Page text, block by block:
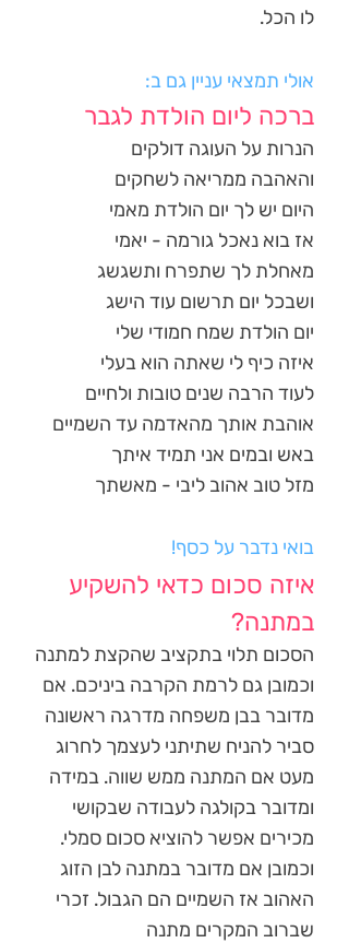
אולי תמצאי עניין גם ב:
ברכה ליום הולדת לגבר
הנרות על העוגה דולקים
והאהבה ממריאה לשחקים
היום יש לך יום הולדת מאמי
אז בוא נאכל גורמה - יאמי
מאחלת לך שתפרח ותשגשג
ושבכל יום תרשום עוד הישג
יום הולדת שמח חמודי שלי
איזה כיף לי שאתה הוא בעלי
לעוד הרבה שנים טובות ולחיים
אוהבת אותך מהאדמה עד השמיים
באש ובמים אני תמיד איתך
מזל טוב אהוב ליבי - מאשתך
בואי נדבר על כסף!
איזה סכום כדאי להשקיע
במתנה?
הסכום תלוי בתקציב שהקצת למתנה
וכמובן גם לרמת הקרבה ביניכם. אם
מדובר בבן משפחה מדרגה ראשונה
סביר להניח שתיתני לעצמך לחרוג
מעט אם המתנה ממש שווה. במידה
ומדובר בקולגה לעבודה שבקושי
מכירים אפשר להוציא סכום סמלי.
וכמובן אם מדובר במתנה לבן הזוג
האהוב אז השמיים הם הגבול. זכרי
שברוב המקרים מתנה
לו הכל.